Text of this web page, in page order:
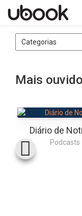
Mais
Diário de
Podcasts